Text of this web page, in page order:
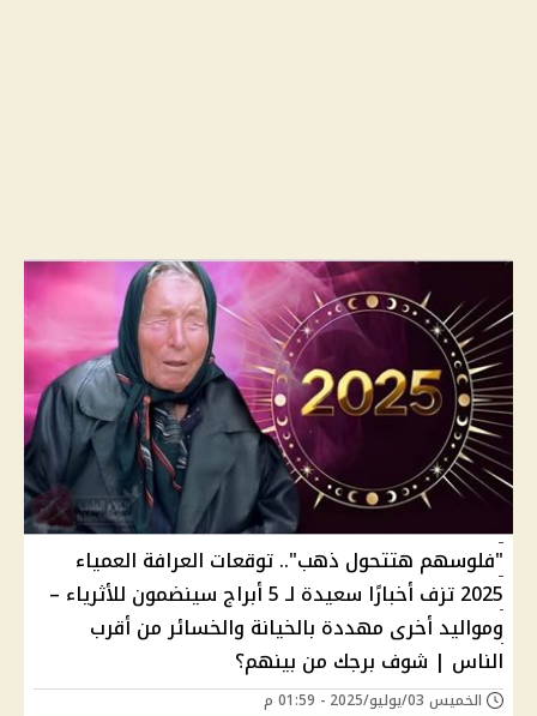
"فلوسهم هتتحول ذهب".. توقعات العرافة العمياء
2025 تزف أخبارًا سعيدة لـ 5 أبراج سينضمون للأثرياء –
ومواليد أخرى مهددة بالخيانة والخسائر من أقرب
الناس | شوف برجك من بينهم؟
الخميس 03/يوليو/2025 - 01:59 م